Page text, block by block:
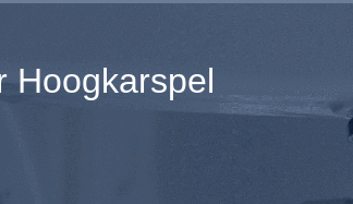
Hoogkarspel